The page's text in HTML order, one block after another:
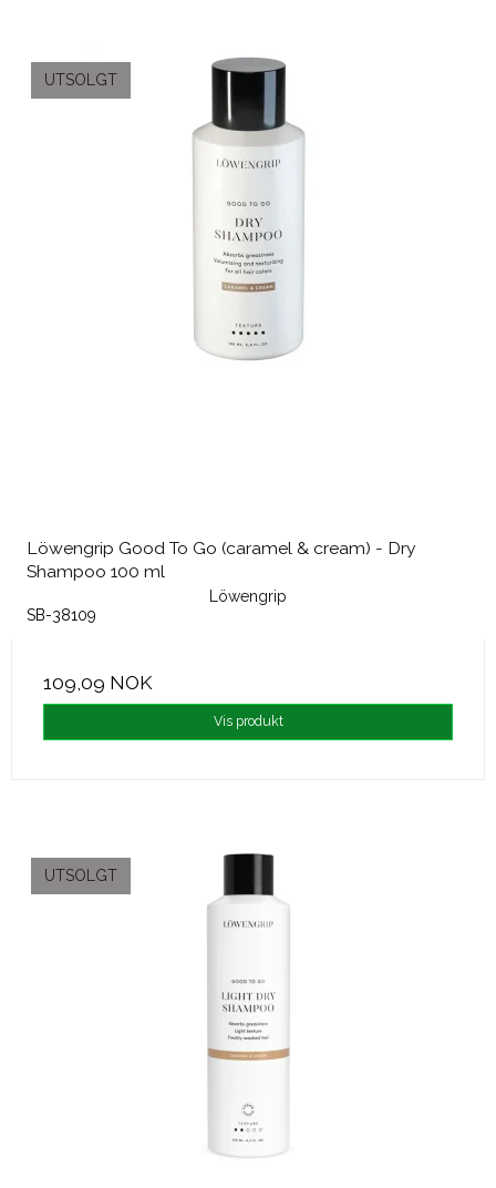
UTSOLGT
Löwengrip Good To Go (caramel & cream) - Dry
Shampoo 100 ml
Löwengrip
SB-38109
109,09 NOK
Vis produkt
UTSOLGT